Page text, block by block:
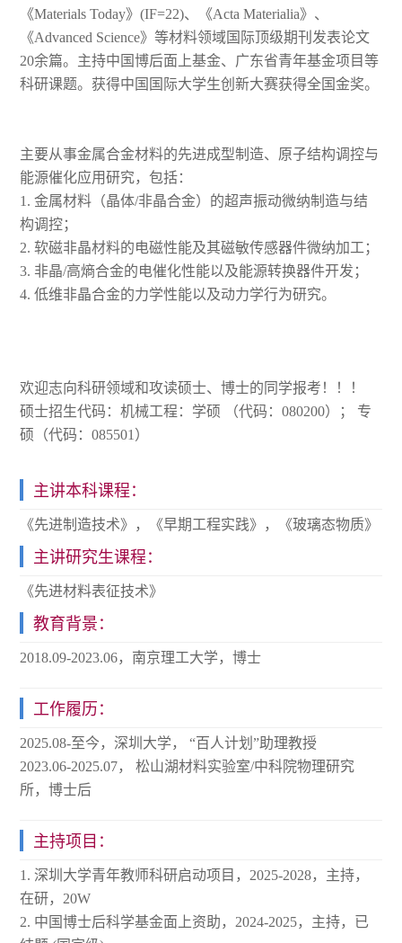
《Materials Today》(IF=22)、《Acta Materialia》、
《Advanced Science》等材料领域国际顶级期刊发表论文
20余篇。主持中国博后面上基金、广东省青年基金项目等
科研课题。获得中国国际大学生创新大赛获得全国金奖。
主要从事金属合金材料的先进成型制造、原子结构调控与
能源催化应用研究，包括：
1. 金属材料（晶体/非晶合金）的超声振动微纳制造与结
构调控；
2. 软磁非晶材料的电磁性能及其磁敏传感器件微纳加工；
3. 非晶/高熵合金的电催化性能以及能源转换器件开发；
4. 低维非晶合金的力学性能以及动力学行为研究。
欢迎志向科研领域和攻读硕士、博士的同学报考！！！
硕士招生代码：机械工程：学硕 （代码：080200）； 专
硕（代码：085501）
主讲本科课程：
《先进制造技术》，《早期工程实践》，《玻璃态物质》
主讲研究生课程：
《先进材料表征技术》
教育背景：
2018.09-2023.06，南京理工大学，博士
工作履历：
2025.08-至今，深圳大学， “百人计划”助理教授
2023.06-2025.07， 松山湖材料实验室/中科院物理研究
所，博士后
主持项目：
1. 深圳大学青年教师科研启动项目，2025-2028，主持，
在研，20W
2. 中国博士后科学基金面上资助，2024-2025，主持，已